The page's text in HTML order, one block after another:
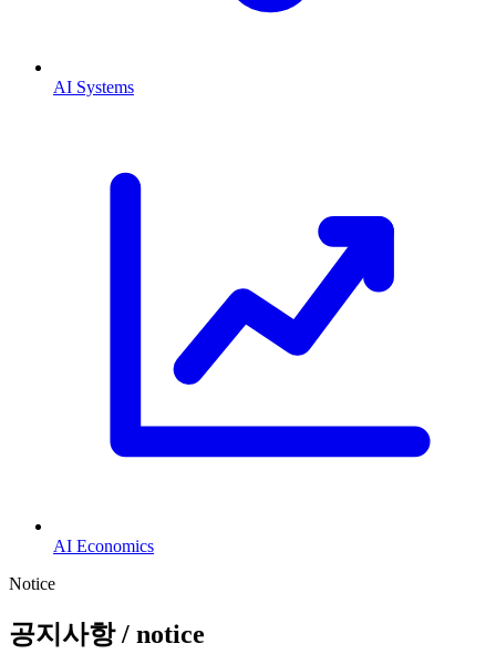
AI Systems
AI Economics
Notice
공지사항/ notice